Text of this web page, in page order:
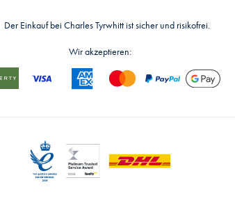
Der Einkauf bei Charles Tyrwhitt ist sicher und risikofrei.
Wir akzeptieren: